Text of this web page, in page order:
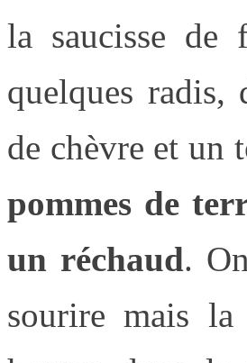
la saucisse de
quelques radis,
de chèvre et un
pommes de
un réchaud.
sourire mais